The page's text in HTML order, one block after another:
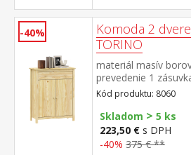
-40%
Komoda 2
TORINO
materiál masív
prevedenie 1
2 plné dvere, 1
uvedené v návode
Kód produktu: 8060
Skladom > 5 ks
223,50 € s DPH
-40% 375 € **